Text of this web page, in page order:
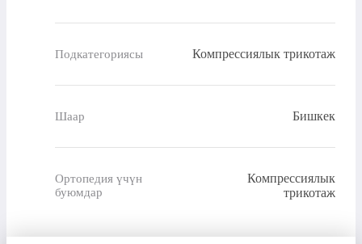
Подкатегориясы Компрессиялык трикотаж
Шаар Бишкек
Ортопедия үчүн
буюмдар
Компрессиялык
трикотаж